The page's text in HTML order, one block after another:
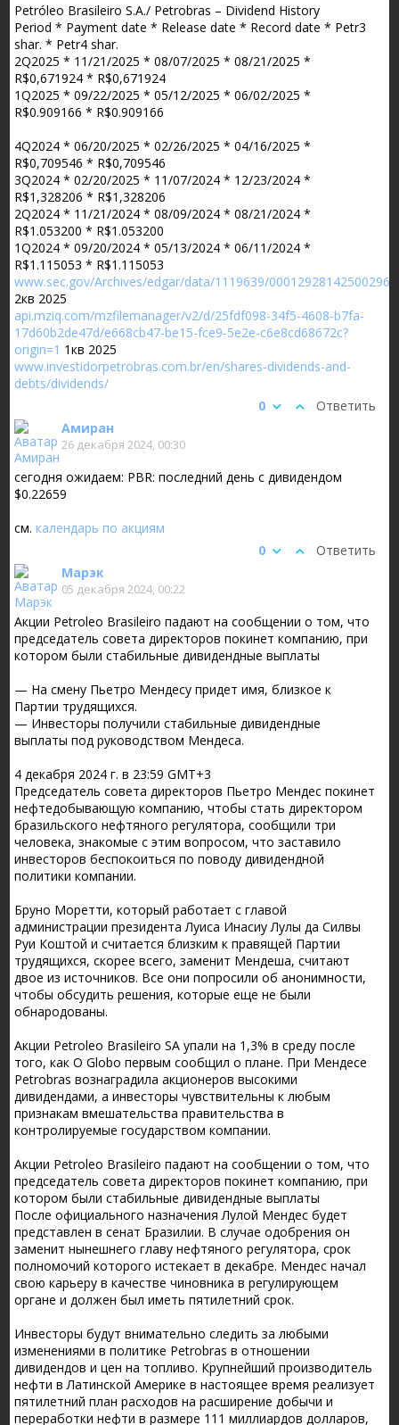
Petróleo Brasileiro S.A./ Petrobras – Dividend History
Period * Payment date * Release date * Record date * Petr3
shar. * Petr4 shar.
2Q2025 * 11/21/2025 * 08/07/2025 * 08/21/2025 *
R$0,671924 * R$0,671924
1Q2025 * 09/22/2025 * 05/12/2025 * 06/02/2025 *
R$0.909166 * R$0.909166
4Q2024 * 06/20/2025 * 02/26/2025 * 04/16/2025 *
R$0,709546 * R$0,709546
3Q2024 * 02/20/2025 * 11/07/2024 * 12/23/2024 *
R$1,328206 * R$1,328206
2Q2024 * 11/21/2024 * 08/09/2024 * 08/21/2024 *
R$1.053200 * R$1.053200
1Q2024 * 09/20/2024 * 05/13/2024 * 06/11/2024 *
R$1.115053 * R$1.115053
www.sec.gov/Archives/edgar/data/1119639/
2кв 2025
api.mziq.com/mzfilemanager/v2/d/25fdf098-34f5-4608-b7fa-
17d60b2de47d/e668cb47-be15-fce9-5e2e-c6e8cd68672c?
origin=1 1кв 2025
www.investidorpetrobras.com.br/en/shares-dividends-and-
debts/dividends/
Ответить
0
Амиран
26 декабря 2024, 00:30
сегодня ожидаем: PBR: последний день с дивидендом
$0.22659
см.календарь по акциям
Ответить
0
Марэк
05 декабря 2024, 00:22
Акции Petroleo Brasileiro падают на сообщении о том, что
председатель совета директоров покинет компанию, при
котором были стабильные дивидендные выплаты
— На смену Пьетро Мендесу придет имя, близкое к
Партии трудящихся.
— Инвесторы получили стабильные дивидендные
выплаты под руководством Мендеса.
4 декабря 2024 г. в 23:59 GMT+3
Председатель совета директоров Пьетро Мендес покинет
нефтедобывающую компанию, чтобы стать директором
бразильского нефтяного регулятора, сообщили три
человека, знакомые с этим вопросом, что заставило
инвесторов беспокоиться по поводу дивидендной
политики компании.
Бруно Моретти, который работает с главой
администрации президента Луиса Инасиу Лулы да Силвы
Руи Коштой и считается близким к правящей Партии
трудящихся, скорее всего, заменит Мендеша, считают
двое из источников. Все они попросили об анонимности,
чтобы обсудить решения, которые еще не были
обнародованы.
Акции Petroleo Brasileiro SA упали на 1,3% в среду после
того, как O Globo первым сообщил о плане. При Мендесе
Petrobras вознаградила акционеров высокими
дивидендами, а инвесторы чувствительны к любым
признакам вмешательства правительства в
контролируемые государством компании.
Акции Petroleo Brasileiro падают на сообщении о том, что
председатель совета директоров покинет компанию, при
котором были стабильные дивидендные выплаты
После официального назначения Лулой Мендес будет
представлен в сенат Бразилии. В случае одобрения он
заменит нынешнего главу нефтяного регулятора, срок
полномочий которого истекает в декабре. Мендес начал
свою карьеру в качестве чиновника в регулирующем
органе и должен был иметь пятилетний срок.
Инвесторы будут внимательно следить за любыми
изменениями в политике Petrobras в отношении
дивидендов и цен на топливо. Крупнейший производитель
нефти в Латинской Америке в настоящее время реализует
пятилетний план расходов на расширение добычи и
переработки нефти в размере 111 миллиардов долларов,